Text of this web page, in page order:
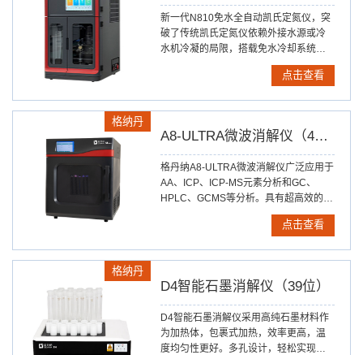
新一代N810免水全自动凯氏定氮仪，突
破了传统凯氏定氮仪依赖外接水源或冷
水机冷凝的局限，搭载免水冷却系统，
既提升了实验的准确度与效率，更增强
点击查看
格纳丹
A8-ULTRA微波消解仪（40位）
格丹纳A8-ULTRA微波消解仪广泛应用于
AA、ICP、ICP-MS元素分析和GC、
HPLC、GCMS等分析。具有超高效的样
品处理性能，20分钟内完成绝大部分有
机/无机/液体/固体样品的处理，如消解、
成等。
点击查看
格纳丹
D4智能石墨消解仪（39位）
D4智能石墨消解仪采用高纯石墨材料作
为加热体，包裹式加热，效率更高，温
度均匀性更好。多孔设计，轻松实现样